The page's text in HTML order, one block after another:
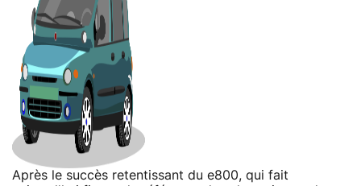
Après le succès retentissant du e800, qui fait